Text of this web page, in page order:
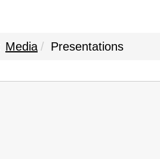
Media Presentations